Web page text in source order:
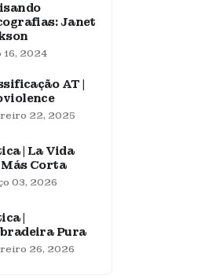
Janet
16, 2024
AT |
22, 2025
| La Vida
Corta
03, 2026
|
Pura
26, 2026